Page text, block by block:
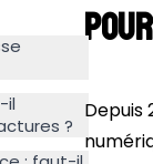
il
?
Depuis